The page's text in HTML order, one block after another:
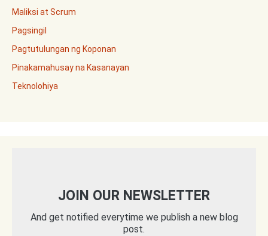
Maliksi at Scrum
Pagsingil
Pagtutulungan ng Koponan
Pinakamahusay na Kasanayan
Teknolohiya
JOIN OUR NEWSLETTER
And get notified everytime we publish a new blog
post.